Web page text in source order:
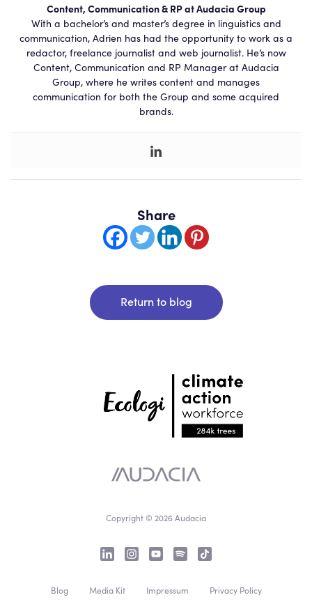
Content, Communication & RP at Audacia Group
With a bachelor’s and master’s degree in linguistics and
communication, Adrien has had the opportunity to work as a
redactor, freelance journalist and web journalist. He’s now
Content, Communication and RP Manager at Audacia
Group, where he writes content and manages
communication for both the Group and some acquired
brands.
Share
Return to blog
Copyright © 2026 Audacia
Blog Media Kit Impressum Privacy Policy